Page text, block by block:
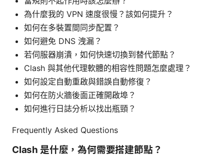
為什麼我的 VPN 速度很慢？該如何提升？
如何在多裝置間同步配置？
如何避免 DNS 洩漏？
若伺服器崩潰，如何快速切換到替代節點？
Clash 與其他代理軟體的相容性問題怎麼處理？
如何設定自動重啟與錯誤自動修復？
如何在防火牆後面正確開啟埠？
如何進行日誌分析以找出瓶頸？
Frequently Asked Questions
Clash 是什麼，為何需要搭建節點？